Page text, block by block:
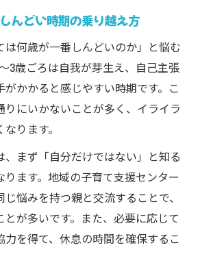
て支援給付のわかりやすい解説
支援を賢く選ぶポイントとは
んどい時期の乗り越え方
は何歳が一番しんどいのか」と悩む
3歳ごろは自我が芽生え、自己主張
かかると感じやすい時期です。こ
りにいかないことが多く、イライラ
ります。
、まず「自分だけではない」と知る
ります。地域の子育て支援センター
悩みを持つ親と交流することで、
が多いです。また、必要に応じて
力を得て、休息の時間を確保するこ